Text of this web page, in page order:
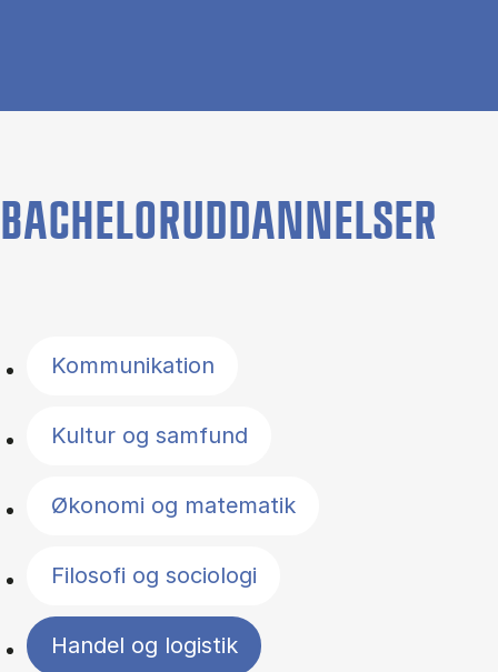
BACHELORUDDANNELSER
Kommunikation
Kultur og samfund
Økonomi og matematik
Filosofi og sociologi
Handel og logistik